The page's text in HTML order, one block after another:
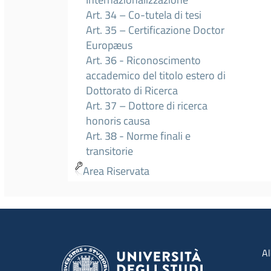
Art. 34 – Co-tutela di tesi
Art. 35 – Certificazione Doctor
Europæus
Art. 36 - Riconoscimento
accademico del titolo estero di
Dottorato di Ricerca
Art. 37 – Dottore di ricerca
honoris causa
Art. 38 - Norme finali e
transitorie
Area Riservata